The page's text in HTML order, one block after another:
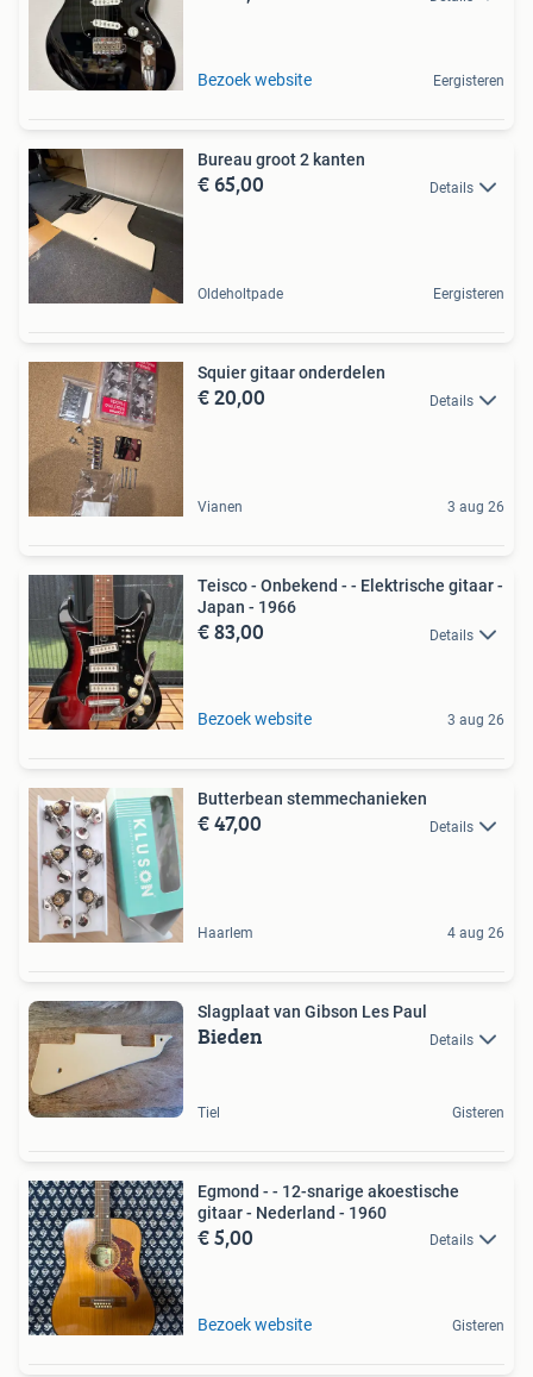
Bezoek website Eergisteren
Bureau groot 2 kanten
€ 65,00 Details
Oldeholtpade Eergisteren
Squier gitaar onderdelen
€ 20,00 Details
Vianen 3 aug 26
Teisco - Onbekend - - Elektrische gitaar -
Japan - 1966
€ 83,00 Details
Bezoek website 3 aug 26
Butterbean stemmechanieken
€ 47,00 Details
Haarlem 4 aug 26
Slagplaat van Gibson Les Paul
Bieden Details
Tiel Gisteren
Egmond - - 12-snarige akoestische
gitaar - Nederland - 1960
€ 5,00 Details
Bezoek website Gisteren